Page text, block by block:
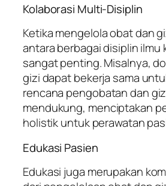
Kolaborasi Multi-Disiplin
Ketika mengelola obat dan
antara berbagai disiplin ilmu
sangat penting. Misalnya,
gizi dapat bekerja sama
rencana pengobatan dan
mendukung, menciptakan
holistik untuk perawatan
Edukasi Pasien
Edukasi juga merupakan